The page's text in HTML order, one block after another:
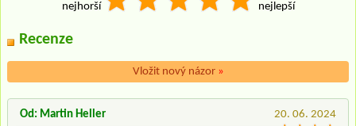
nejhorší nejlepší
Recenze
Vložit nový názor »
20. 06. 2024
Od: Martin Heller